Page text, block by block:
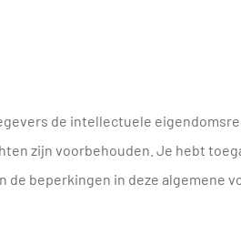
de intellectuele
zijn voorbehouden. Je hebt
beperkingen in deze algemene